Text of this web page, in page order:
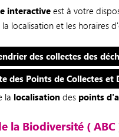
interactiveest à votre
la localisation et les horaires
des collectes des
des Points de Collectes et
la localisationdes points
la Biodiversité ( ABC